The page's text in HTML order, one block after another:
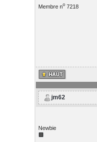
Membre no7218
jm62
Newbie